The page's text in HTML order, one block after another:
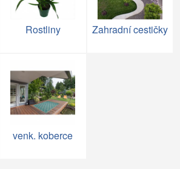
Rostliny Zahradní cestičky
venk. koberce